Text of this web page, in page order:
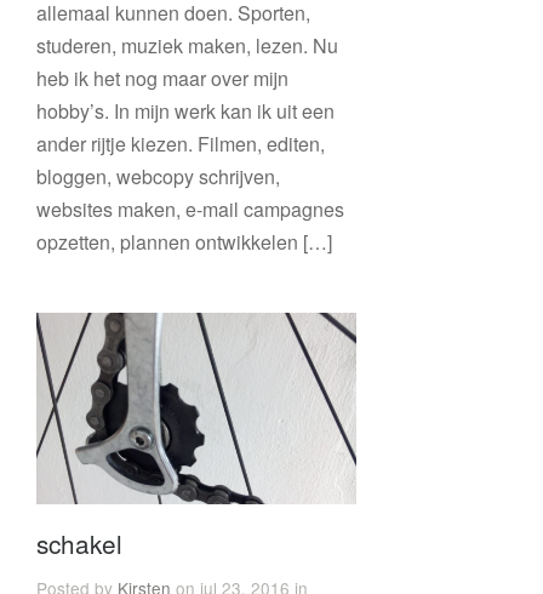
allemaal kunnen doen. Sporten,
studeren, muziek maken, lezen. Nu
heb ik het nog maar over mijn
hobby’s. In mijn werk kan ik uit een
ander rijtje kiezen. Filmen, editen,
bloggen, webcopy schrijven,
websites maken, e-mail campagnes
opzetten, plannen ontwikkelen […]
schakel
Posted by Kirsten on jul 23, 2016 in